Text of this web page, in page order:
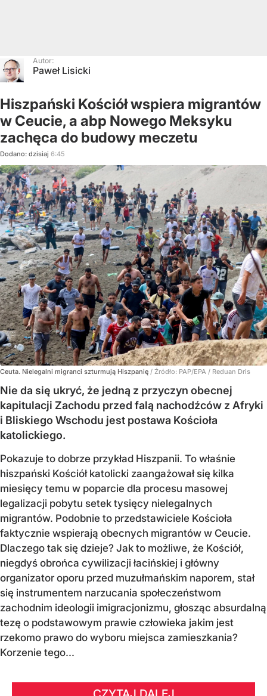
Autor:
Paweł Lisicki
Hiszpański Kościół wspiera migrantów
w Ceucie, a abp Nowego Meksyku
zachęca do budowy meczetu
Dodano: dzisiaj 6:45
Ceuta. Nielegalni migranci szturmują Hiszpanię / Źródło: PAP/EPA / Reduan Dris
Nie da się ukryć, że jedną z przyczyn obecnej
kapitulacji Zachodu przed falą nachodźców z Afryki
i Bliskiego Wschodu jest postawa Kościoła
katolickiego.
Pokazuje to dobrze przykład Hiszpanii. To właśnie
hiszpański Kościół katolicki zaangażował się kilka
miesięcy temu w poparcie dla procesu masowej
legalizacji pobytu setek tysięcy nielegalnych
migrantów. Podobnie to przedstawiciele Kościoła
faktycznie wspierają obecnych migrantów w Ceucie.
Dlaczego tak się dzieje? Jak to możliwe, że Kościół,
niegdyś obrońca cywilizacji łacińskiej i główny
organizator oporu przed muzułmańskim naporem, stał
się instrumentem narzucania społeczeństwom
zachodnim ideologii imigracjonizmu, głosząc absurdalną
tezę o podstawowym prawie człowieka jakim jest
rzekomo prawo do wyboru miejsca zamieszkania?
Korzenie tego...